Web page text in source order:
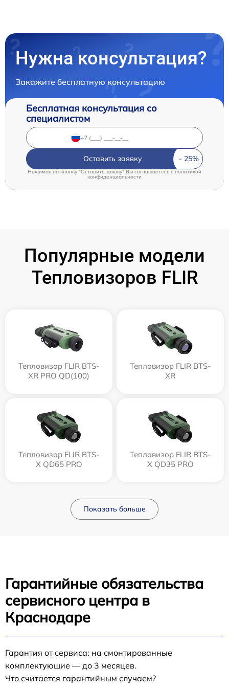
Нужна консультация?
Закажите бесплатную консультацию
Бесплатная консультация со
специалистом
Оставить заявку
Нажимая на кнопку "Оставить заявку" Вы соглашаетесь c политикой
конфиденциальности
Популярные модели
Тепловизоров FLIR
Тепловизор FLIR BTS-
XR PRO QD(100)
Тепловизор FLIR BTS-
XR
Тепловизор FLIR BTS-
X QD65 PRO
Тепловизор FLIR BTS-
X QD35 PRO
Показать больше
Гарантийные обязательства
сервисного центра в
Краснодаре
Гарантия от сервиса: на смонтированные
комплектующие — до 3 месяцев.
Что считается гарантийным случаем?